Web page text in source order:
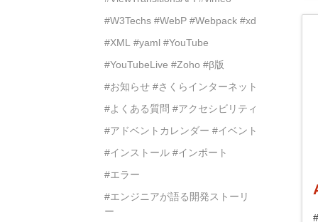
#W3Techs #WebP #Webpack #xd
#XML #yaml #YouTube
#YouTubeLive #Zoho #β版
#お知らせ #さくらインターネット
#よくある質問 #アクセシビリティ
#アドベントカレンダー #イベント
#インストール #インポート
#エラー
#エンジニアが語る開発ストーリ
ー